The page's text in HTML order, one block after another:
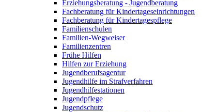
Erziehungsberatung - Jugendberatung
Fachberatung für Kindertageseinrichtungen
Fachberatung für Kindertagespflege
Familienschulen
Familien-Wegweiser
Familienzentren
Frühe Hilfen
Hilfen zur Erziehung
Jugendberufsagentur
Jugendhilfe im Strafverfahren
Jugendhilfestationen
Jugendpflege
Jugendschutz